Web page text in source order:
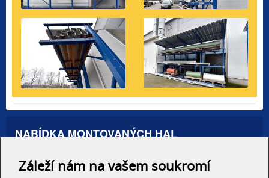
NABÍDKA MONTOVANÝCH HAL
Autosalony, servisy
Záleží nám na vašem soukromí